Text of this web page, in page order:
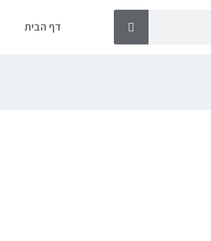
דף הבית